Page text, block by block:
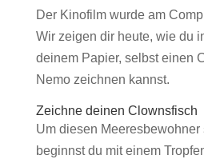
Der Kinofilm wurde am
Wir zeigen dir heute, wie du
deinem Papier, selbst einen
Nemo zeichnen kannst.
Zeichne deinen Clownsfisch
Um diesen
beginnst du mit einem